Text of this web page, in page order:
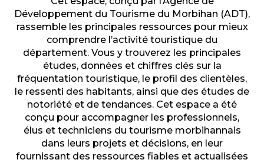
Développement du Tourisme du Morbihan (ADT),
rassemble les principales ressources pour mieux
comprendre l’activité touristique du
département. Vous y trouverez les principales
études, données et chiffres clés sur la
fréquentation touristique, le profil des clientèles,
le ressenti des habitants, ainsi que des études de
notoriété et de tendances. Cet espace a été
conçu pour accompagner les professionnels,
élus et techniciens du tourisme morbihannais
dans leurs projets et décisions, en leur
fournissant des ressources fiables et actualisées